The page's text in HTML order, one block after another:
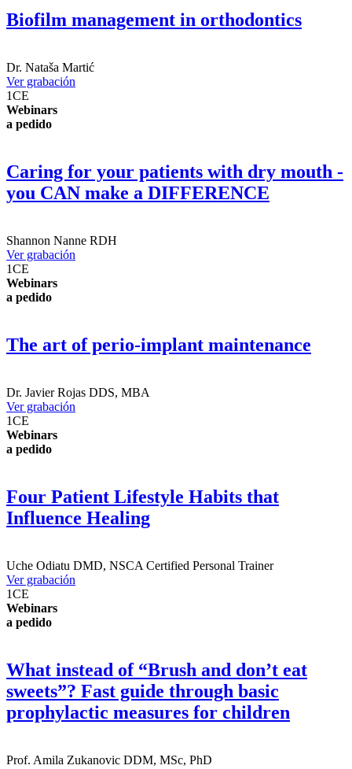
Biofilm management in orthodontics
Dr. Nataša Martić
Ver grabación
1CE
Webinars
a pedido
Caring for your patients with dry mouth -
you CAN make a DIFFERENCE
Shannon Nanne RDH
Ver grabación
1CE
Webinars
a pedido
The art of perio-implant maintenance
Dr. Javier Rojas DDS, MBA
Ver grabación
1CE
Webinars
a pedido
Four Patient Lifestyle Habits that
Influence Healing
Uche Odiatu DMD, NSCA Certified Personal Trainer
Ver grabación
1CE
Webinars
a pedido
What instead of “Brush and don’t eat
sweets”? Fast guide through basic
prophylactic measures for children
Prof. Amila Zukanovic DDM, MSc, PhD